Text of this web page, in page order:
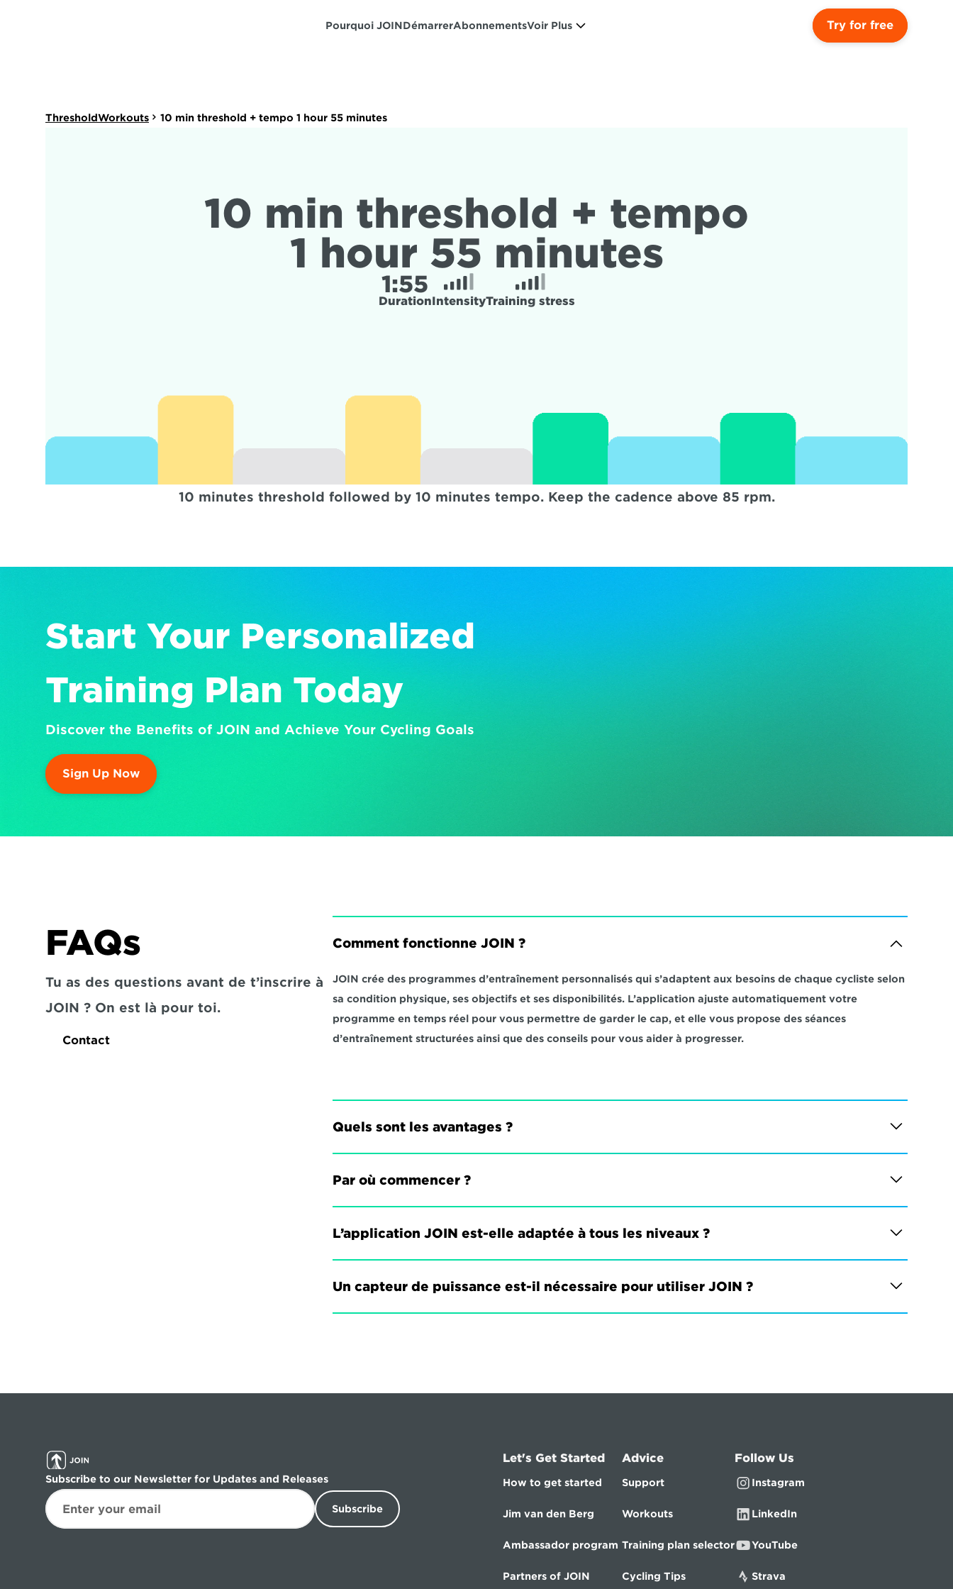
Pourquoi JOINDémarrerAbonnementsVoir Plus Try for free
ThresholdWorkouts 10 min threshold + tempo 1 hour 55 minutes
10 min threshold + tempo
1 hour 55 minutes
1:55
DurationIntensityTraining stress
10 minutes threshold followed by 10 minutes tempo. Keep the cadence above 85 rpm.
Start Your Personalized
Training Plan Today
Discover the Benefits of JOIN and Achieve Your Cycling Goals
Sign Up Now
FAQs
Tu as des questions avant de t’inscrire à
JOIN ? On est là pour toi.
Contact
Comment fonctionne JOIN ?
JOIN crée des programmes d’entraînement personnalisés qui s’adaptent aux besoins de chaque cycliste selon
sa condition physique, ses objectifs et ses disponibilités. L’application ajuste automatiquement votre
programme en temps réel pour vous permettre de garder le cap, et elle vous propose des séances
d’entraînement structurées ainsi que des conseils pour vous aider à progresser.
Quels sont les avantages ?
Par où commencer ?
L’application JOIN est-elle adaptée à tous les niveaux ?
Un capteur de puissance est-il nécessaire pour utiliser JOIN ?
Subscribe to our Newsletter for Updates and Releases
Subscribe
Let's Get Started
How to get started
Jim van den Berg
Ambassador program
Partners of JOIN
Advice
Support
Workouts
Training plan selector
Cycling Tips
Follow Us
Instagram
LinkedIn
YouTube
Strava